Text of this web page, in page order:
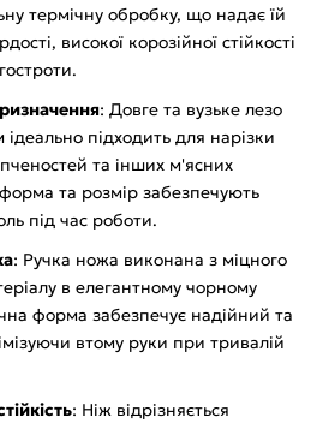
термічну обробку, що надає їй
високої корозійної стійкості
: Довге та вузьке лезо
підходить для нарізки
та інших м'ясних
форма та розмір забезпечують
під час роботи.
: Ручка ножа виконана з міцного
в елегантному чорному
форма забезпечує надійний та
втому руки при тривалій
: Ніж відрізняється